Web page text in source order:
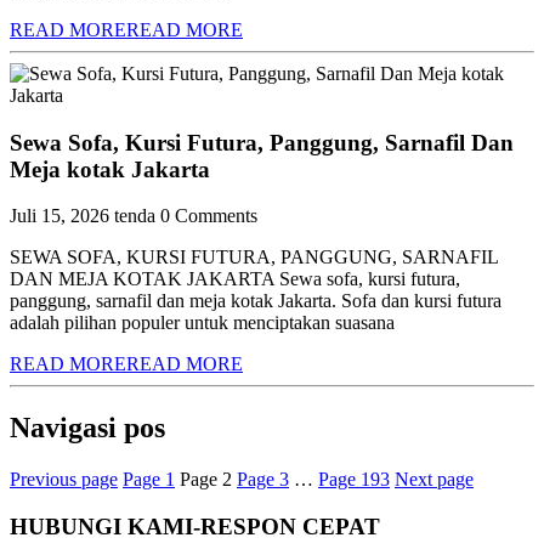
READ MOREREAD MORE
Sewa Sofa, Kursi Futura, Panggung, Sarnafil Dan
Meja kotak Jakarta
Juli 15, 2026 tenda 0 Comments
SEWA SOFA, KURSI FUTURA, PANGGUNG, SARNAFIL
DAN MEJA KOTAK JAKARTA Sewa sofa, kursi futura,
panggung, sarnafil dan meja kotak Jakarta. Sofa dan kursi futura
adalah pilihan populer untuk menciptakan suasana
READ MOREREAD MORE
Navigasi pos
Previous page Page 1 Page 2 Page 3 … Page 193 Next page
HUBUNGI KAMI-RESPON CEPAT